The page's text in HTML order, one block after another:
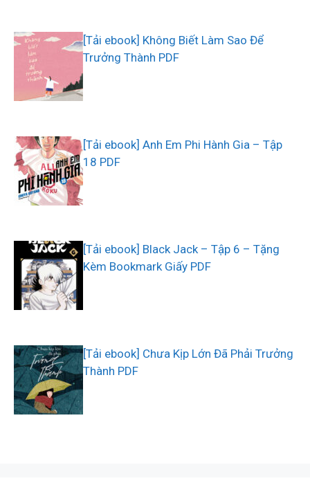
[Tải ebook] Không Biết Làm Sao Để
Trưởng Thành PDF
[Tải ebook] Anh Em Phi Hành Gia – Tập
18 PDF
[Tải ebook] Black Jack – Tập 6 – Tặng
Kèm Bookmark Giấy PDF
[Tải ebook] Chưa Kịp Lớn Đã Phải Trưởng
Thành PDF